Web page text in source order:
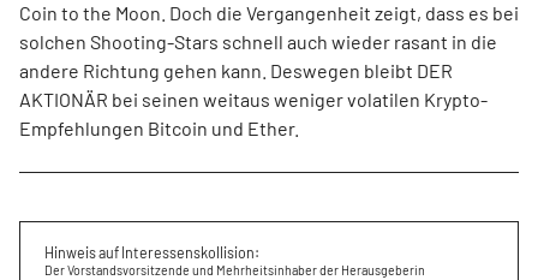
Coin to the Moon. Doch die Vergangenheit zeigt, dass es bei
solchen Shooting-Stars schnell auch wieder rasant in die
andere Richtung gehen kann. Deswegen bleibt DER
AKTIONÄR bei seinen weitaus weniger volatilen Krypto-
Empfehlungen Bitcoin und Ether.
Hinweis auf Interessenskollision:
Der Vorstandsvorsitzende und Mehrheitsinhaber der Herausgeberin